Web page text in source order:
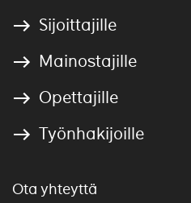
Sijoittajille
Mainostajille
Opettajille
Työnhakijoille
Ota yhteyttä